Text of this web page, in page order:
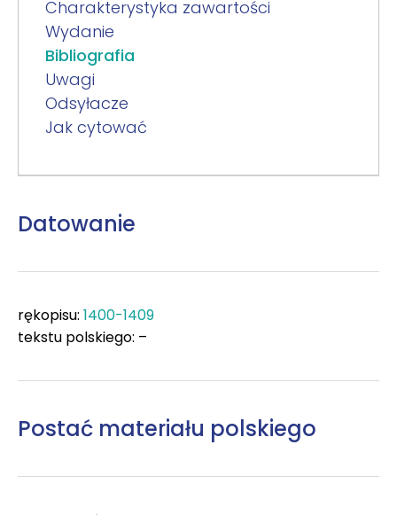
Charakterystyka zawartości
Wydanie
Bibliografia
Uwagi
Odsyłacze
Jak cytować
Datowanie
rękopisu: 1400-1409
tekstu polskiego: –
Postać materiału polskiego